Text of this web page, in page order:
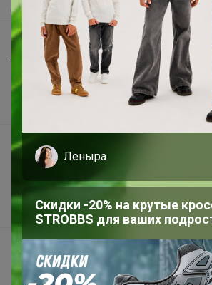
Доставка
Шоурумы
Торговые марки
Наша команда
Подарочные сертификаты
Реклама на сайте
Поставщикам
Вакансии
support@24-ok.ru
Написать в поддержку
Леныра
Скидки -20% на крутые
STROBBS для ваших